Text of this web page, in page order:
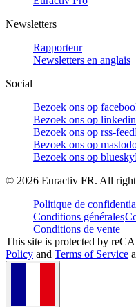
Newsletters
Rapporteur
Newsletters en anglais
Social
Bezoek ons op
Bezoek ons op linkedin
Bezoek ons op rss-feed
Bezoek ons op
Bezoek ons op bluesky
© 2026 Euractiv FR. All
Politique de
Conditions générales
Conditions de vente
This site is protected by
Policy and Terms of Service